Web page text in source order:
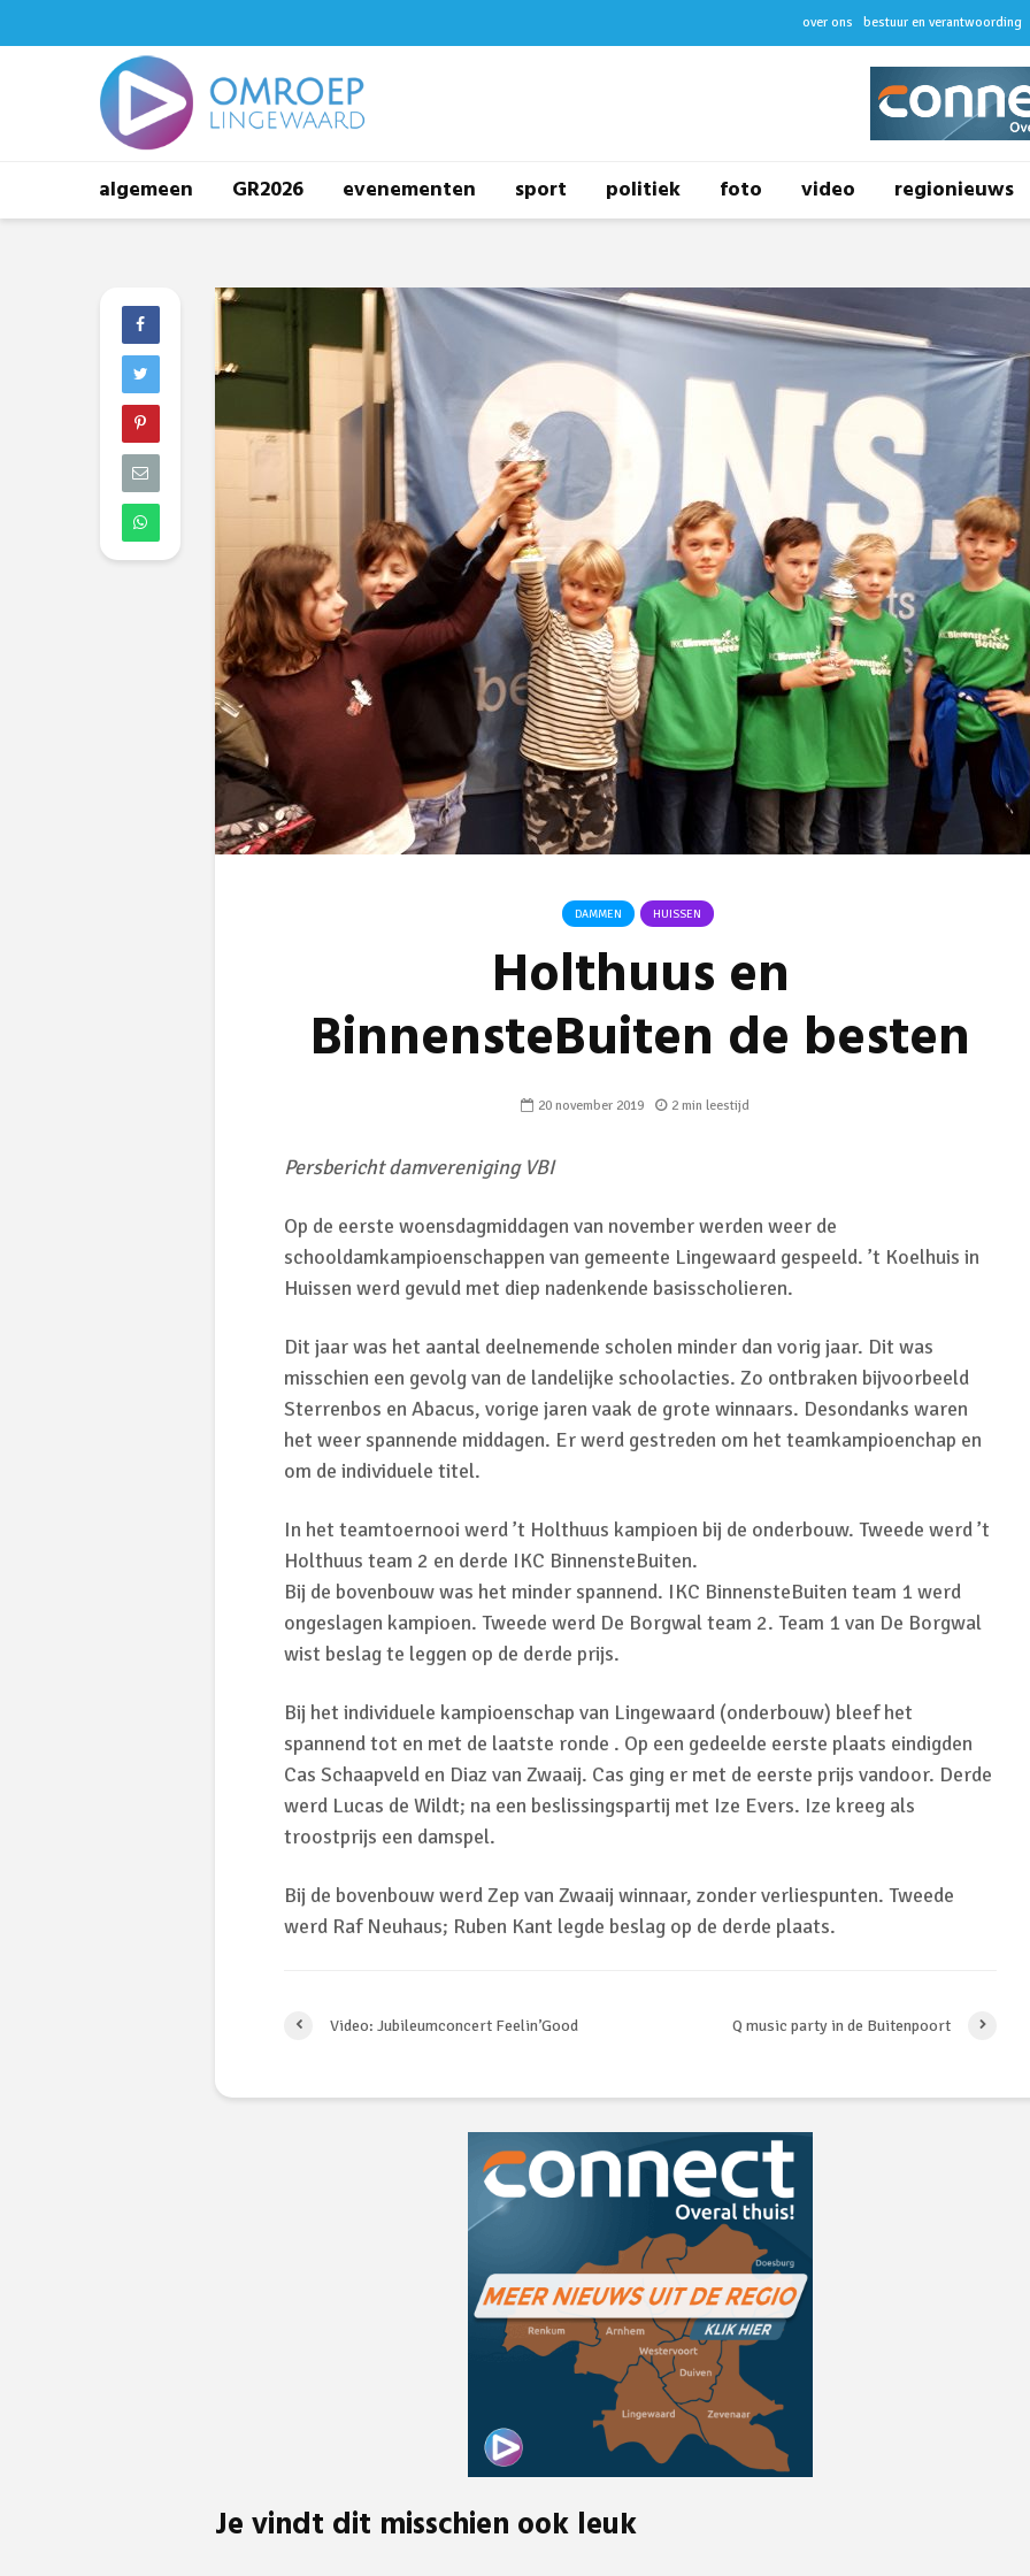
over ons bestuur en verantwoording
algemeen GR2026 evenementen sport politiek foto video regionieuws
DAMMEN HUISSEN
Holthuus en
BinnensteBuiten de besten
20 november 2019 2 min leestijd
Persbericht damvereniging VBI
Op de eerste woensdagmiddagen van november werden weer de
schooldamkampioenschappen van gemeente Lingewaard gespeeld. ’t Koelhuis in
Huissen werd gevuld met diep nadenkende basisscholieren.
Dit jaar was het aantal deelnemende scholen minder dan vorig jaar. Dit was
misschien een gevolg van de landelijke schoolacties. Zo ontbraken bijvoorbeeld
Sterrenbos en Abacus, vorige jaren vaak de grote winnaars. Desondanks waren
het weer spannende middagen. Er werd gestreden om het teamkampioenchap en
om de individuele titel.
In het teamtoernooi werd ’t Holthuus kampioen bij de onderbouw. Tweede werd ’t
Holthuus team 2 en derde IKC BinnensteBuiten.
Bij de bovenbouw was het minder spannend. IKC BinnensteBuiten team 1 werd
ongeslagen kampioen. Tweede werd De Borgwal team 2. Team 1 van De Borgwal
wist beslag te leggen op de derde prijs.
Bij het individuele kampioenschap van Lingewaard (onderbouw) bleef het
spannend tot en met de laatste ronde . Op een gedeelde eerste plaats eindigden
Cas Schaapveld en Diaz van Zwaaij. Cas ging er met de eerste prijs vandoor. Derde
werd Lucas de Wildt; na een beslissingspartij met Ize Evers. Ize kreeg als
troostprijs een damspel.
Bij de bovenbouw werd Zep van Zwaaij winnaar, zonder verliespunten. Tweede
werd Raf Neuhaus; Ruben Kant legde beslag op de derde plaats.
Video: Jubileumconcert Feelin’Good Q music party in de Buitenpoort
Je vindt dit misschien ook leuk
Omgeving Deken
Doctor Mulderstraat
Bemmel wordt
éénrichtingsverkeer
30 juli 2026
Buurt klaar voor
noodsituaties:
gemeente deelt
subsidies uit
29 juli 2026
Stormbaan zorgt
voor zomerse pret.
Het
van
28 juli
‘Eerste
geoogst’
28 juli
‘Raak